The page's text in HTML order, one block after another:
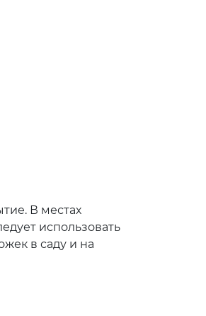
В местах
использовать
в саду и на